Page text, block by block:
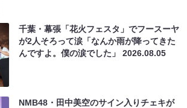
千葉・幕張「花火フェスタ」でフースーヤ
が2人そろって涙「なんか雨が降ってきた
んですよ。僕の涙でした」2026.08.05
NMB48・田中美空のサイン入りチェキが